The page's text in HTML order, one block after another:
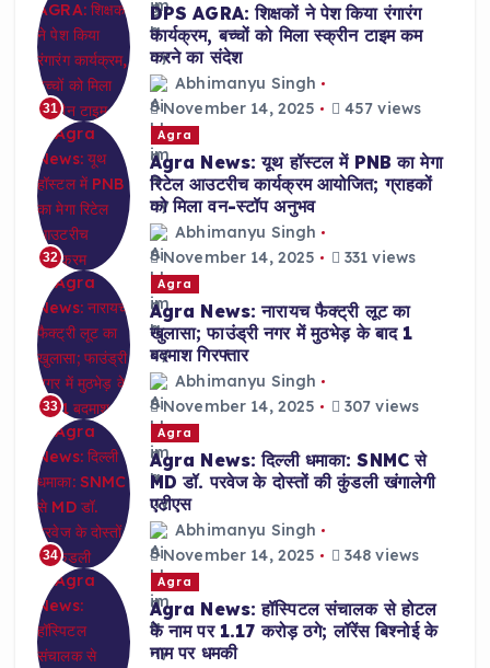
31
DPS AGRA: शिक्षकों ने पेश किया रंगारंग
कार्यक्रम, बच्चों को मिला स्क्रीन टाइम कम
करने का संदेश
Abhimanyu Singh
November 14, 2025
457 views
32
Agra
Agra News: यूथ हॉस्टल में PNB का मेगा
रिटेल आउटरीच कार्यक्रम आयोजित; ग्राहकों
को मिला वन-स्टॉप अनुभव
Abhimanyu Singh
November 14, 2025
331 views
33
Agra
Agra News: नारायच फैक्ट्री लूट का
खुलासा; फाउंड्री नगर में मुठभेड़ के बाद 1
बदमाश गिरफ्तार
Abhimanyu Singh
November 14, 2025
307 views
34
Agra
Agra News: दिल्ली धमाका: SNMC से
MD डॉ. परवेज के दोस्तों की कुंडली खंगालेगी
एटीएस
Abhimanyu Singh
November 14, 2025
348 views
Agra
Agra News: हॉस्पिटल संचालक से होटल
के नाम पर 1.17 करोड़ ठगे; लॉरेंस बिश्नोई के
नाम पर धमकी